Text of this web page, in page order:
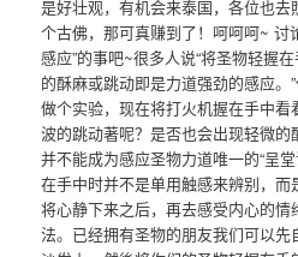
是好壮观，有机会来泰国，各位也
个古佛，那可真赚到了！呵呵呵~ 讨
感应”的事吧~很多人说“将圣物轻握
的酥麻或跳动即是力道强劲的感应。
做个实验，现在将打火机握在手中看
波的跳动著呢？是否也会出现轻微
并不能成为感应圣物力道唯一的“呈
在手中时并不是单用触感来辨别，而
将心静下来之后，再去感受内心的情
法。已经拥有圣物的朋友我们可以